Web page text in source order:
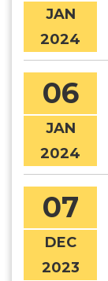
JAN
2024
06
JAN
2024
07
DEC
2023